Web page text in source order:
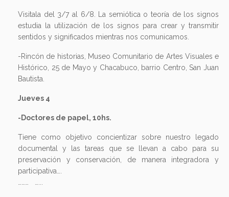
Visitala del 3/7 al 6/8. La semiótica o teoría de los signos
estudia la utilización de los signos para crear y transmitir
sentidos y significados mientras nos comunicamos.
-Rincón de historias, Museo Comunitario de Artes Visuales e
Histórico, 25 de Mayo y Chacabuco, barrio Centro, San Juan
Bautista.
Jueves 4
-Doctores de papel, 10hs.
Tiene como objetivo concientizar sobre nuestro legado
documental y las tareas que se llevan a cabo para su
preservación y conservación, de manera integradora y
participativa….